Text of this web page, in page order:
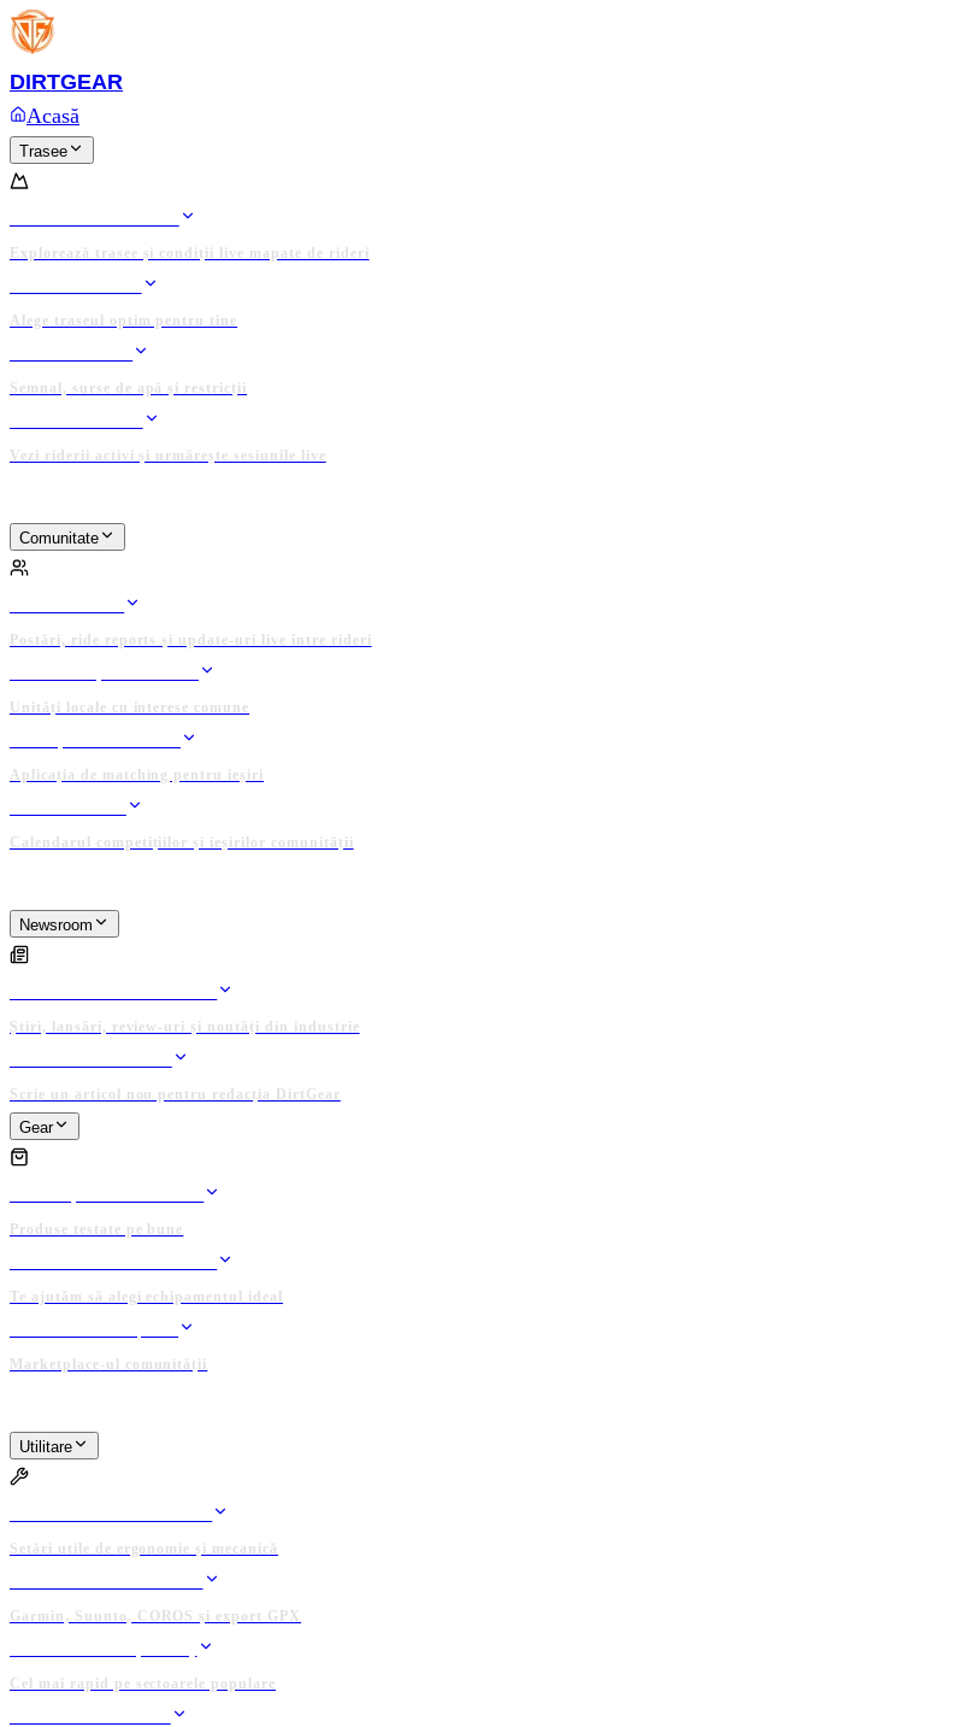
AnunțPlatforma completă și domeniul
DIRTGEAR
Acasă
Trasee
Explorează trasee și condiții live mapate de rideri
Alege traseul optim pentru tine
Semnal, surse de apă și restricții
Vezi riderii activi și urmărește sesiunile live
Comunitate
Postări, ride reports și update-uri live între rideri
Unități locale cu interese comune
Aplicația de matching pentru ieșiri
Calendarul competițiilor și ieșirilor comunității
Newsroom
Știri, lansări, review-uri și noutăți din industrie
Scrie un articol nou pentru redacția DirtGear
Gear
Produse testate pe bune
Te ajutăm să alegi echipamentul ideal
Marketplace-ul comunității
Utilitare
Setări utile de ergonomie și mecanică
Garmin, Suunto, COROS și export GPX
Cel mai rapid pe sectoarele populare